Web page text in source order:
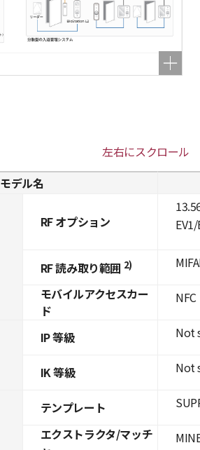
左右にスクロール
モデル名
RF オプション
RF 読み取り範囲 2)
モバイルアクセスカー
ド
IP 等級
IK 等級
テンプレート
エクストラクタ/マッチ
NFC
Not
Not